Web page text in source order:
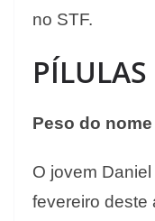
no STF.
Peso do nome
O jovem
fevereiro deste